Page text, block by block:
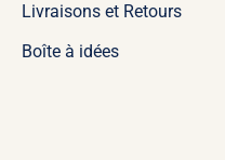
Livraisons et Retours
Boîte à idées